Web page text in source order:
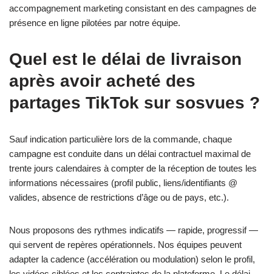
accompagnement marketing consistant en des campagnes de
présence en ligne pilotées par notre équipe.
Quel est le délai de livraison
après avoir acheté des
partages TikTok sur sosvues ?
Sauf indication particulière lors de la commande, chaque
campagne est conduite dans un délai contractuel maximal de
trente jours calendaires à compter de la réception de toutes les
informations nécessaires (profil public, liens/identifiants @
valides, absence de restrictions d’âge ou de pays, etc.).
Nous proposons des rythmes indicatifs — rapide, progressif —
qui servent de repères opérationnels. Nos équipes peuvent
adapter la cadence (accélération ou modulation) selon le profil,